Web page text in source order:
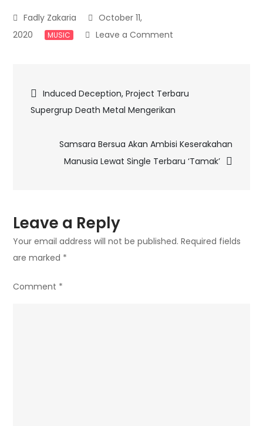
October 11,
2020
MUSIC Leave a Comment
Double
Single
Bersua
Akan
Post
navigation
Induced Deception, Project Terbaru
Supergrup Death Metal Mengerikan
Samsara Bersua Akan Ambisi Keserakahan
Manusia Lewat Single Terbaru ‘Tamak’
Leave a Reply
Your email address will not be published. Required fields
are marked *
Comment *